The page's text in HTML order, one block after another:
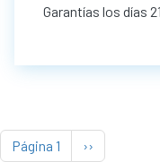
Garantías los días
Paginación
Página 1 Siguiente
››